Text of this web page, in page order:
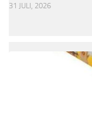
31 JULI, 2026